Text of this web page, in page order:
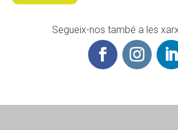
Segueix-nos també a les